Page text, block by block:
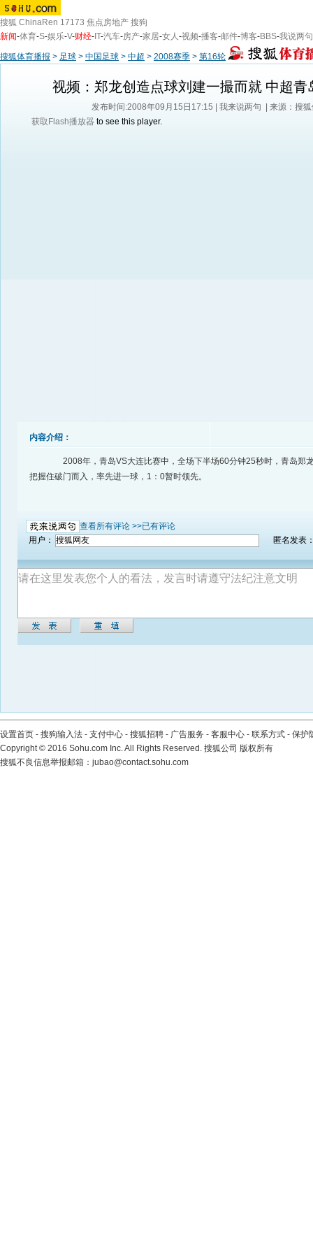
搜狐 ChinaRen 17173 焦点房地产 搜狗
新闻-体育-S-娱乐-V-财经- IT-汽车-房产-家居-女人-视频-播客-邮件-博客-BBS-我说两句
搜狐体育播报 > 足球 > 中国足球 > 中超 > 2008赛季 > 第16轮
视频：郑龙创造点球刘建一撮而就 中超青
发布时间:2008年09月15日17:15 | 我来说两句
| 来源：搜
获取Flash播放器 to see this player.
内容介绍：
2008年，青岛VS大连比赛中，全场下半场60分钟25秒时，青岛郑
把握住破门而入，率先进一球，1：0暂时领先。
查看所有评论 >>已有评论
用户：
匿名发表
设置首页 - 搜狗输入法 - 支付中心 - 搜狐招聘 - 广告服务 - 客服中心 - 联系方式 - 保护
Copyright© 2016 Sohu.com Inc. All Rights Reserved. 搜狐公司 版权所有
搜狐不良信息举报邮箱： jubao@contact.sohu.com